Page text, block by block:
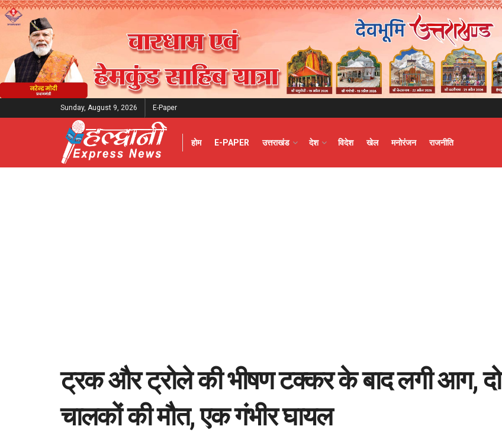
Sunday, August 9, 2026 E-Paper
होम E-PAPER उत्तराखंड देश विदेश खेल मनोरंजन राजनीति
ट्रक और ट्रोले की भीषण टक्कर के बाद लगी आग, दो
चालकों की मौत, एक गंभीर घायल